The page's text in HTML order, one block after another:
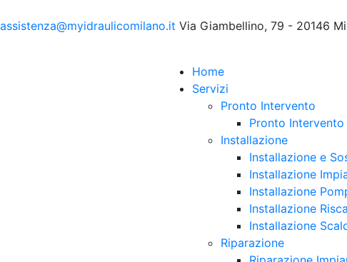
assistenza@myidraulicomilano.it Via Giambellino, 79 - 20146
Home
Servizi
Pronto Intervento
Pronto
Installazione
Installazione e
Installazione
Installazione
Installazione
Installazione
Riparazione